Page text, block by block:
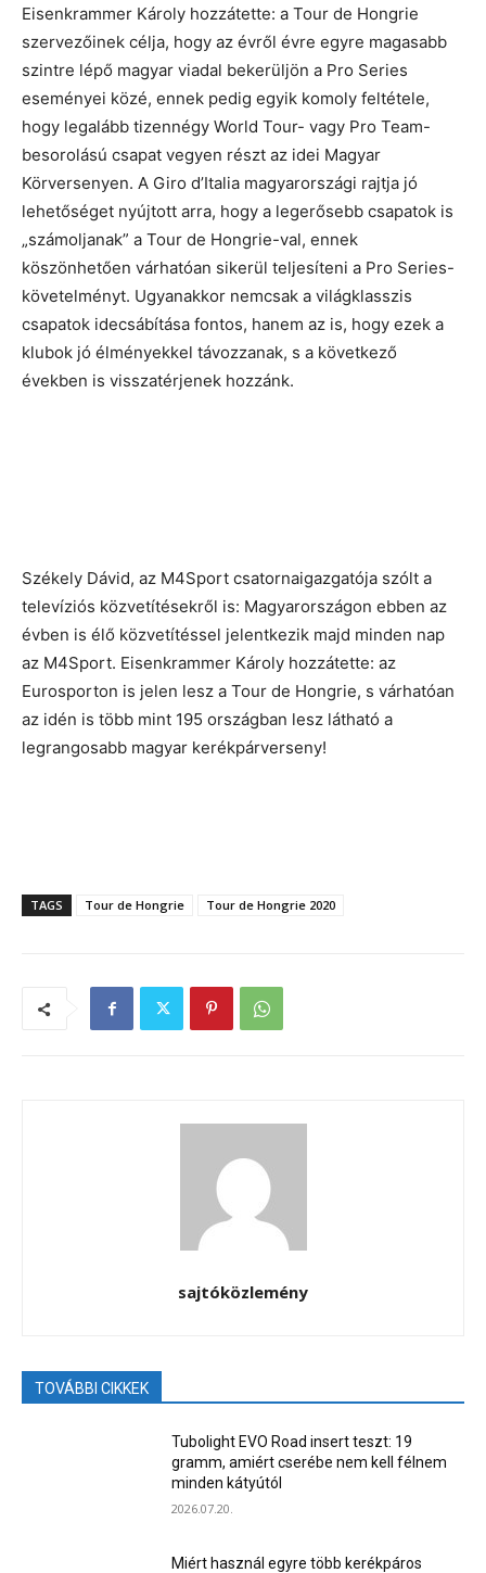
Eisenkrammer Károly hozzátette: a Tour de Hongrie
szervezőinek célja, hogy az évről évre egyre magasabb
szintre lépő magyar viadal bekerüljön a Pro Series
eseményei közé, ennek pedig egyik komoly feltétele,
hogy legalább tizennégy World Tour- vagy Pro Team-
besorolású csapat vegyen részt az idei Magyar
Körversenyen. A Giro d’Italia magyarországi rajtja jó
lehetőséget nyújtott arra, hogy a legerősebb csapatok is
„számoljanak” a Tour de Hongrie-val, ennek
köszönhetően várhatóan sikerül teljesíteni a Pro Series-
követelményt. Ugyanakkor nemcsak a világklasszis
csapatok idecsábítása fontos, hanem az is, hogy ezek a
klubok jó élményekkel távozzanak, s a következő
években is visszatérjenek hozzánk.
Székely Dávid, az M4Sport csatornaigazgatója szólt a
televíziós közvetítésekről is: Magyarországon ebben az
évben is élő közvetítéssel jelentkezik majd minden nap
az M4Sport. Eisenkrammer Károly hozzátette: az
Eurosporton is jelen lesz a Tour de Hongrie, s várhatóan
az idén is több mint 195 országban lesz látható a
legrangosabb magyar kerékpárverseny!
TAGS Tour de Hongrie Tour de Hongrie 2020
sajtóközlemény
TOVÁBBI CIKKEK
Tubolight EVO Road insert teszt: 19
gramm, amiért cserébe nem kell félnem
minden kátyútól
2026.07.20.
Miért használ egyre több kerékpáros